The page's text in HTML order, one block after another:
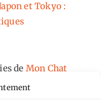
et Tokyo :
de Mon Chat
selon les